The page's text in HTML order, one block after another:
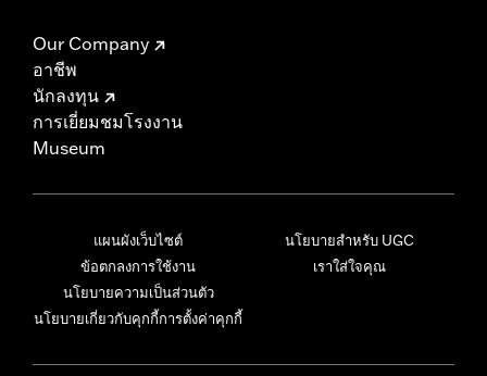
Our Company
อาชีพ
นักลงทุน
การเยี่ยมชมโรงงาน
Museum
แผนผังเว็บไซต์
ข้อตกลงการใช้งาน
นโยบายความเป็นส่วนตัว
นโยบายเกี่ยวกับคุกกี้การตั้งค่าคุกกี้
นโยบายสำหรับ UGC
เราใส่ใจคุณ